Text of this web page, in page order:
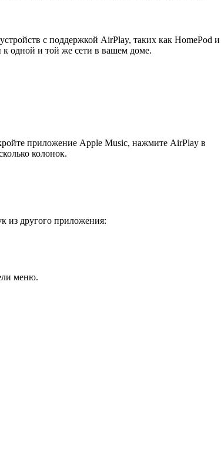
с поддержкой AirPlay, таких как HomePod и
к одной и той же сети в вашем доме.
приложение Apple Music, нажмите AirPlay в
колонок.
из другого приложения:
меню.